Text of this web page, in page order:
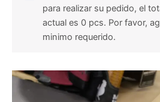
para realizar su pedido, el
actual es 0 pcs. Por favor,
minimo requerido.